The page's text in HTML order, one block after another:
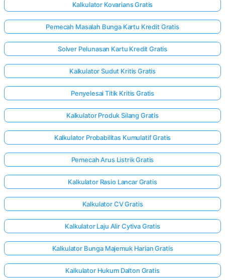
Kalkulator Kovarians Gratis
Pemecah Masalah Bunga Kartu Kredit Gratis
Solver Pelunasan Kartu Kredit Gratis
Kalkulator Sudut Kritis Gratis
Penyelesai Titik Kritis Gratis
Kalkulator Produk Silang Gratis
Kalkulator Probabilitas Kumulatif Gratis
Pemecah Arus Listrik Gratis
Kalkulator Rasio Lancar Gratis
Kalkulator CV Gratis
Kalkulator Laju Alir Cytiva Gratis
Kalkulator Bunga Majemuk Harian Gratis
Kalkulator Hukum Dalton Gratis